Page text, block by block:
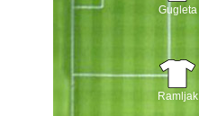
Gugleta
Ramljak